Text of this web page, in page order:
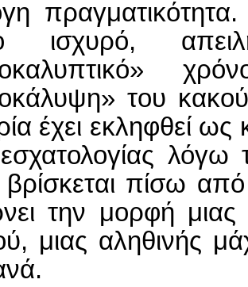
ισχυρό,
του
έχει εκληφθεί
λόγω
πίσω
την μορφή
μιας αληθινής